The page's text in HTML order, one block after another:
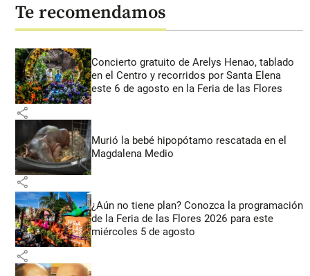
Te recomendamos
Concierto gratuito de Arelys Henao, tablado
en el Centro y recorridos por Santa Elena
este 6 de agosto en la Feria de las Flores
share
Murió la bebé hipopótamo rescatada en el
Magdalena Medio
share
¿Aún no tiene plan? Conozca la programación
de la Feria de las Flores 2026 para este
miércoles 5 de agosto
share